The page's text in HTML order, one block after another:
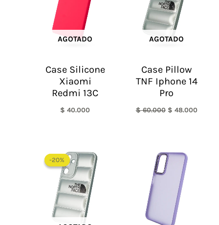
AGOTADO
Case Silicone
Xiaomi
Redmi 13C
$ 40.000
AGOTADO
Case Pillow
TNF Iphone 14
Pro
$60.000 $ 48.000
-20%
-20%
precio
original
era:
$ 60.000.